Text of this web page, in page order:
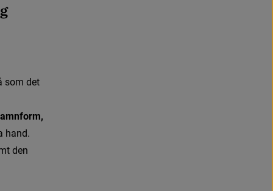
som det
hand.
den